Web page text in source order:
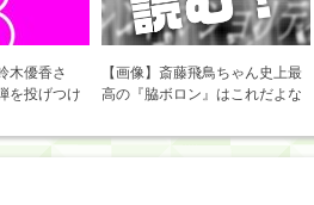
木優香さ
を投げつけ
【画像】斎藤飛鳥ちゃん史上最
高の『脇ボロン』はこれだよな